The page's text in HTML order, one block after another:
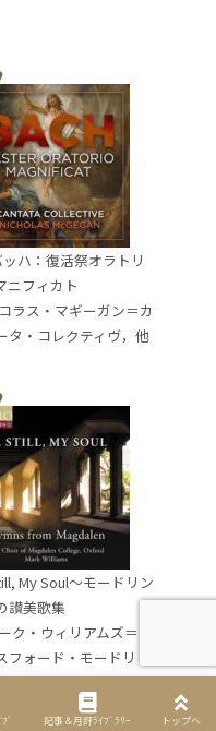
ッハ：復活祭オラトリ
ニフィカト
ラス・マギーガン＝カ
タ・コレクティヴ，他
My Soul～モードリン
讃美歌集
ク・ウィリアムズ＝オ
フォード・モードリ
レッジcho
ﾞ 記事＆月評ﾗｲﾌﾞﾗﾘｰ トップへ